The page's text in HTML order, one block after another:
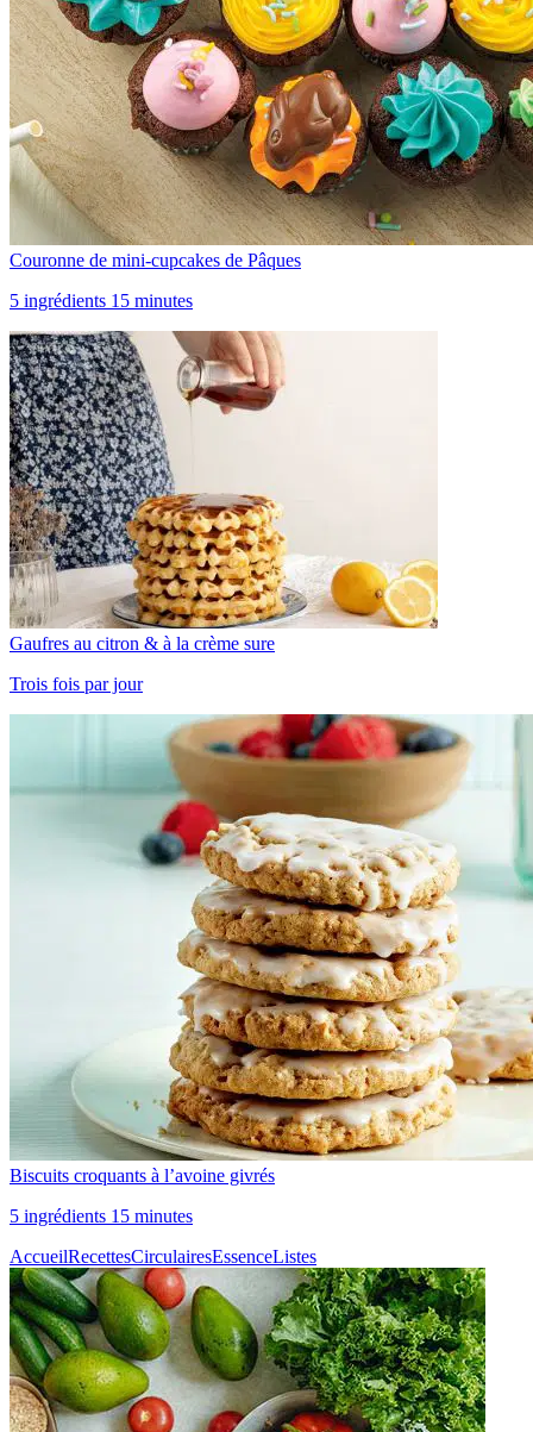
Couronne de mini-cupcakes de Pâques
5 ingrédients 15 minutes
Gaufres au citron & à la crème sure
Trois fois par jour
Biscuits croquants à l’avoine givrés
5 ingrédients 15 minutes
AccueilRecettesCirculairesEssenceListes